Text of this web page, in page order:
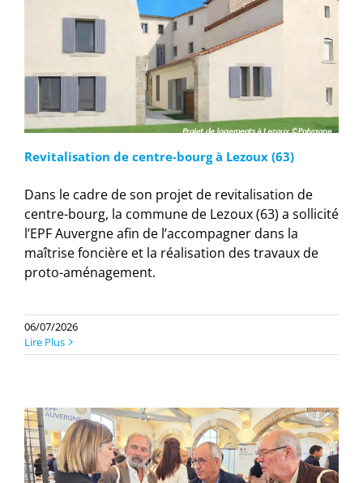
Revitalisation de centre-bourg à Lezoux (63)
Dans le cadre de son projet de revitalisation de
centre-bourg, la commune de Lezoux (63) a sollicité
l’EPF Auvergne afin de l’accompagner dans la
maîtrise foncière et la réalisation des travaux de
proto-aménagement.
06/07/2026
Lire Plus